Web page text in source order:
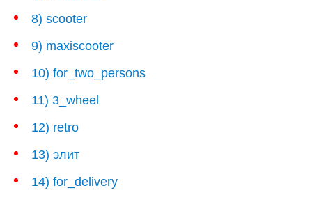
8) scooter
9) maxiscooter
10) for_two_persons
11) 3_wheel
12) retro
13) элит
14) for_delivery